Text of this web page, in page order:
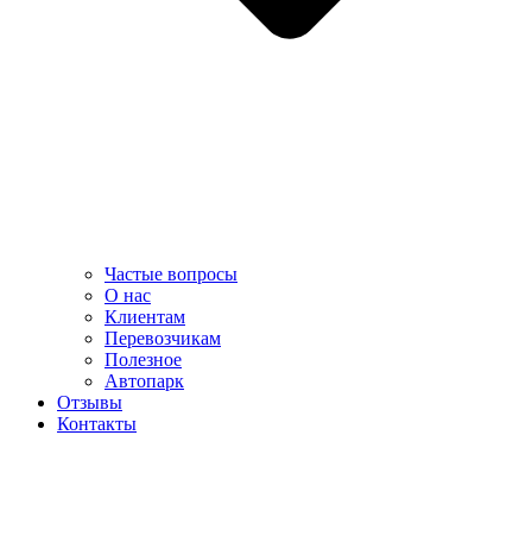
Частые вопросы
О нас
Клиентам
Перевозчикам
Полезное
Автопарк
Отзывы
Контакты